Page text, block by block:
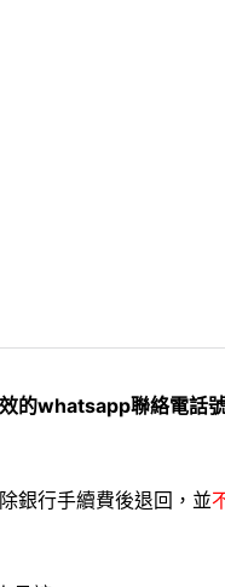
的whatsapp聯絡電話
銀行手續費後退回，並